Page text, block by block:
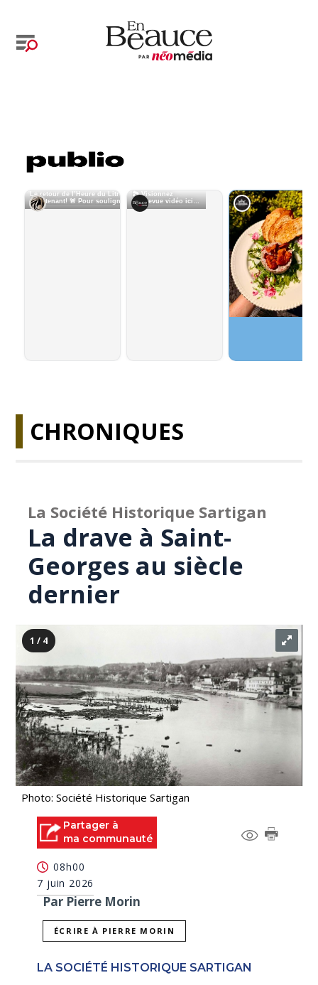
CHRONIQUES
La Société Historique Sartigan
La drave à Saint-
Georges au siècle
dernier
1 / 4
Photo: Société Historique Sartigan
Partager à
ma communauté
08h00
7 juin 2026
Par Pierre Morin
ÉCRIRE À PIERRE MORIN
LA SOCIÉTÉ HISTORIQUE SARTIGAN